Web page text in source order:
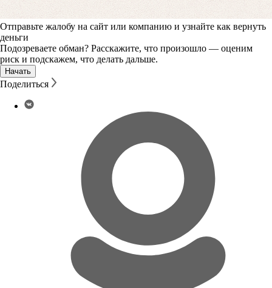
Отправьте жалобу на сайт или компанию и узнайте как вернуть
деньги
Подозреваете обман? Расскажите, что произошло — оценим
риск и подскажем, что делать дальше.
Начать
Поделиться